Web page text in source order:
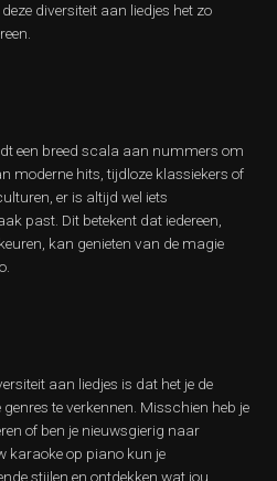
diversiteit aan liedjes het zo
een breed scala aan nummers om
moderne hits, tijdloze klassiekers of
er is altijd wel iets
past. Dit betekent dat iedereen,
kan genieten van de magie
aan liedjes is dat het je de
te verkennen. Misschien heb je
of ben je nieuwsgierig naar
karaoke op piano kun je
stijlen en ontdekken wat jou